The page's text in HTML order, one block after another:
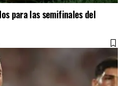
para las semifinales del